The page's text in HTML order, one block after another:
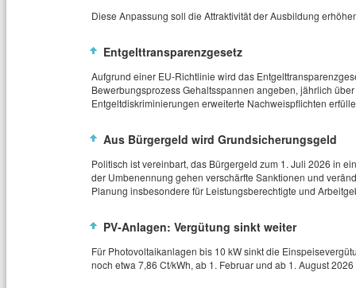
Diese Anpassung soll die Attraktivität der Ausbildung
Entgelttransparenzgesetz
Aufgrund einer EU‑Richtlinie wird das
Bewerbungsprozess Gehaltsspannen angeben, jährlich
Entgeltdiskriminierungen erweiterte Nachweispflichten
Aus Bürgergeld wird Grundsicherungsgeld
Politisch ist vereinbart, das Bürgergeld zum 1. Juli 2026 in
der Umbenennung gehen verschärfte Sanktionen und
Planung insbesondere für Leistungsberechtigte und
PV‑Anlagen: Vergütung sinkt weiter
Für Photovoltaikanlagen bis 10 kW sinkt die
noch etwa 7,86 Ct/kWh, ab 1. Februar und ab 1. August